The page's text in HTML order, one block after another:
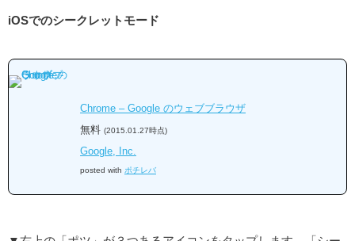
iOSでのシークレットモード
Chrome – Google のウェブブラウザ
無料 (2015.01.27時点)
Google, Inc.
posted with ポチレバ